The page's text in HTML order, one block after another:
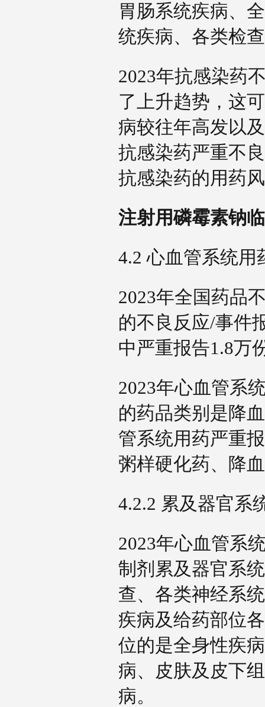
胃肠系统疾病、
统疾病、各类检
2023年抗感染药
了上升趋势，这
病较往年高发以
抗感染药严重不
抗感染药的用药
注射用磷霉素钠
4.2 心血管系统
2023年全国药品
的不良反应/事件
中严重报告1.8万
2023年心血管系
的药品类别是降
管系统用药严重
粥样硬化药、降
4.2.2 累及器官
2023年心血管系
制剂累及器官系
查、各类神经系
疾病及给药部位
位的是全身性疾
病、皮肤及皮下
病。